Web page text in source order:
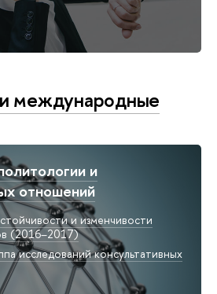
международные
и
отношений
и изменчивости
(2016–2017)
исследований консультативных